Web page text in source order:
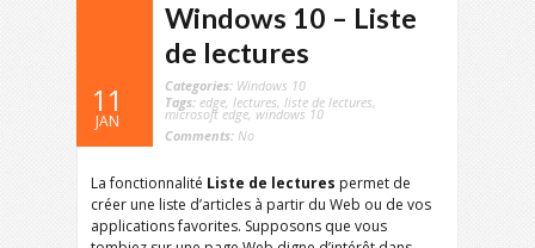
11
JAN
Windows 10 – Liste
de lectures
Categories: Windows 10
Tags: edge, lectures, liste de lectures,
microsoft edge, windows 10
Comments: No
La fonctionnalité Liste de lectures permet de
créer une liste d’articles à partir du Web ou de vos
applications favorites. Supposons que vous